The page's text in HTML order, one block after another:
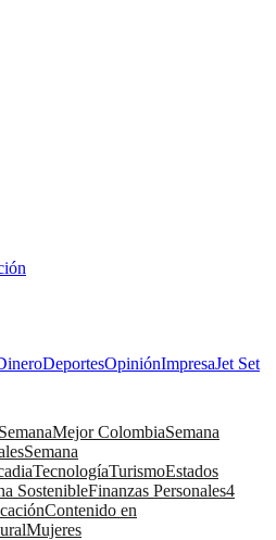
DeportesOpiniónImpresaJet Set
Mejor ColombiaSemana
Semana
TecnologíaTurismoEstados
SostenibleFinanzas Personales4
Contenido en
Mujeres